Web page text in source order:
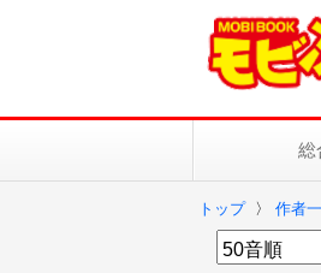
総
トップ 〉 作者